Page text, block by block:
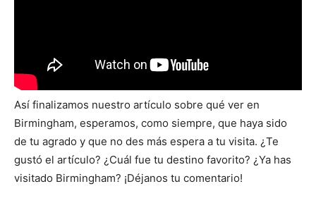
Así finalizamos nuestro artículo sobre qué ver en
Birmingham, esperamos, como siempre, que haya sido
de tu agrado y que no des más espera a tu visita. ¿Te
gustó el artículo? ¿Cuál fue tu destino favorito? ¿Ya has
visitado Birmingham? ¡Déjanos tu comentario!